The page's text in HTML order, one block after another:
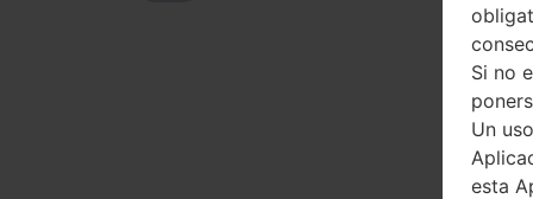
Si no
Un
esta